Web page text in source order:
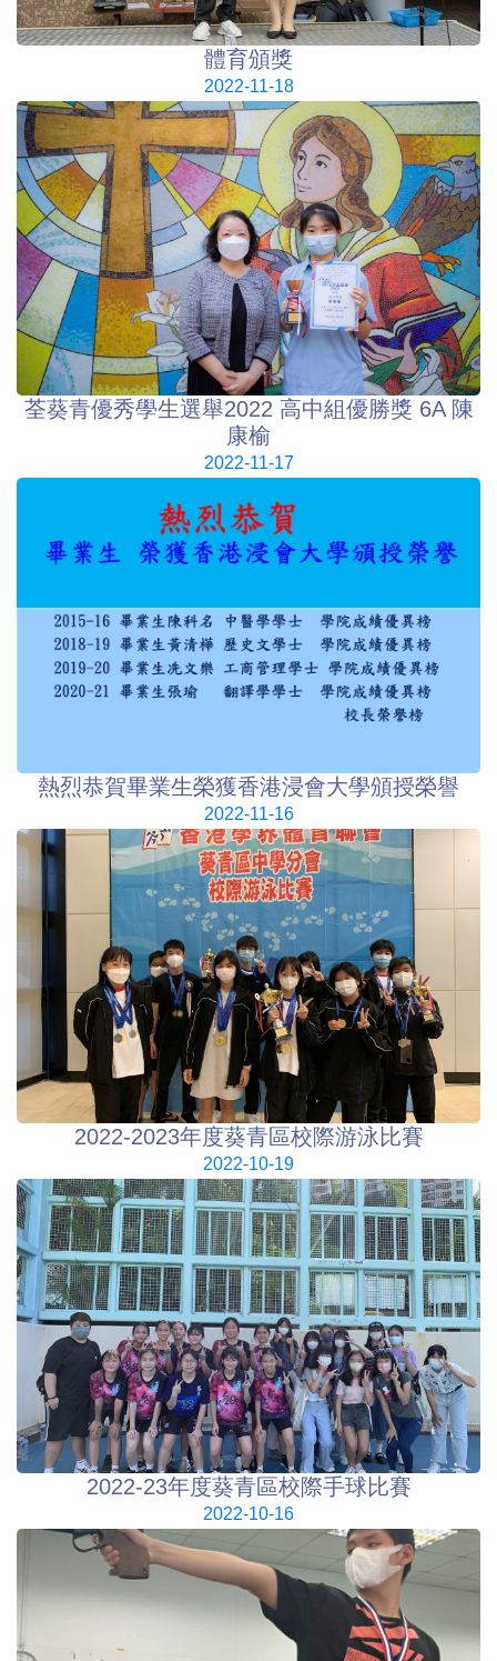
體育頒獎
2022-11-18
荃葵青優秀學生選舉2022 高中組優勝獎 6A 陳
康榆
2022-11-17
熱烈恭賀畢業生榮獲香港浸會大學頒授榮譽
2022-11-16
2022-2023年度葵青區校際游泳比賽
2022-10-19
2022-23年度葵青區校際手球比賽
2022-10-16